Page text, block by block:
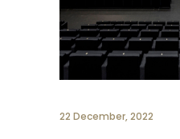
22 December, 2022